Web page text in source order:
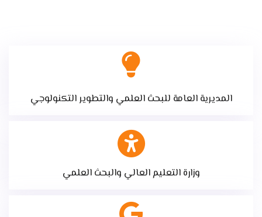
المديرية العامة للبحث العلمي والتطوير التكنولوجي
وزارة التعليم العالي والبحث العلمي